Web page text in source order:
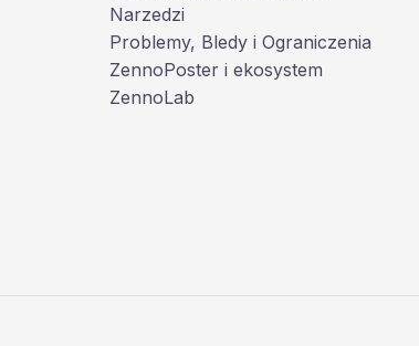
Narzedzi
Problemy, Bledy i Ograniczenia
ZennoPoster i ekosystem
ZennoLab